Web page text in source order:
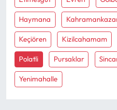
Haymana
Keçiören Kizilcahamam
Polatli Pursaklar
Yenimahalle
Teknoloji